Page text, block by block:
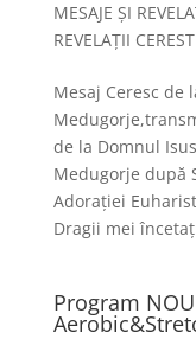
MESAJE ȘI
REVELAȚII
Mesaj Ceresc de
de la Domnul
Medugorje după
Adorației
Dragii mei
Program